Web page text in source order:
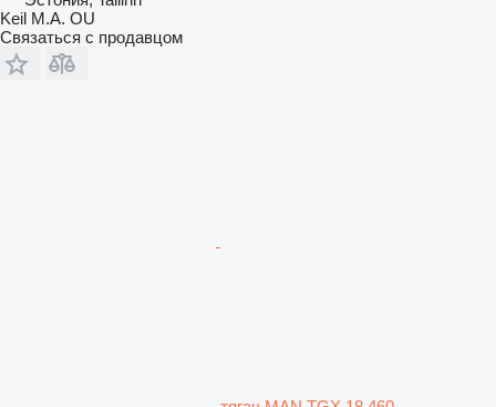
Keil M.A. OU
Связаться с продавцом